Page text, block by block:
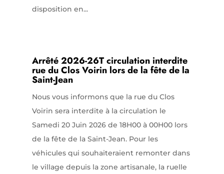
disposition en...
Arrêté 2026-26T circulation interdite
rue du Clos Voirin lors de la fête de la
Saint-Jean
Nous vous informons que la rue du Clos
Voirin sera interdite à la circulation le
Samedi 20 Juin 2026 de 18H00 à 00H00 lors
de la fête de la Saint-Jean. Pour les
véhicules qui souhaiteraient remonter dans
le village depuis la zone artisanale, la ruelle